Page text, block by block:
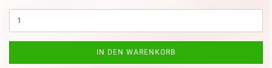
IN DEN WARENKORB